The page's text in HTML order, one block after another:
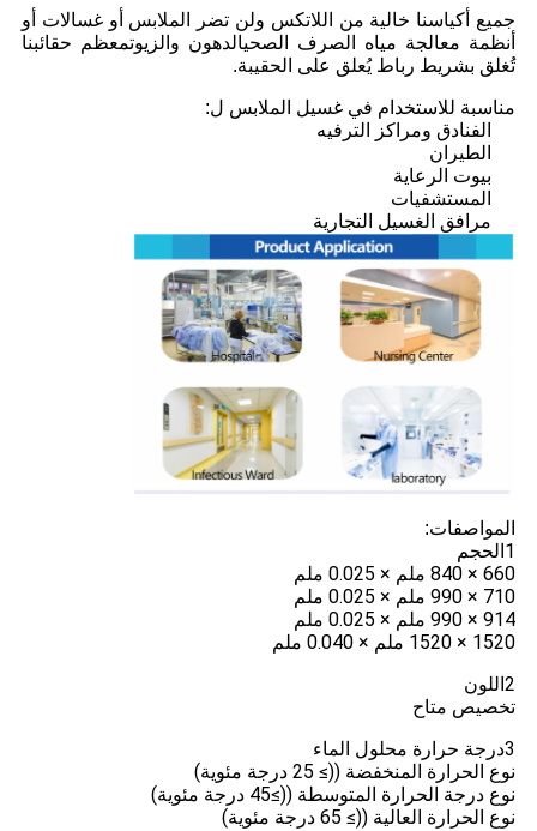
جميع أكياسنا خالية من اللاتكس ولن تضر الملابس أو غسالات أو
أنظمة معالجة مياه الصرف الصحيالدهون والزيوتمعظم حقائبنا
تُغلق بشريط رباط يُعلق على الحقيبة.
مناسبة للاستخدام في غسيل الملابس ل:
الفنادق ومراكز الترفيه
الطيران
بيوت الرعاية
المستشفيات
مرافق الغسيل التجارية
المواصفات:
1الحجم
660 × 840 ملم × 0.025 ملم
710 × 990 ملم × 0.025 ملم
914 × 990 ملم × 0.025 ملم
1520 × 1520 ملم × 0.040 ملم
2اللون
تخصيص متاح
3درجة حرارة محلول الماء
نوع الحرارة المنخفضة ((≥ 25 درجة مئوية)
نوع درجة الحرارة المتوسطة ((≥45 درجة مئوية)
نوع الحرارة العالية ((≥ 65 درجة مئوية)